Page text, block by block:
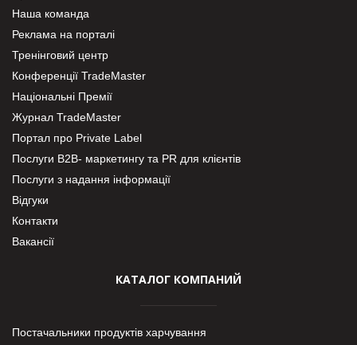
Наша команда
Реклама на порталі
Тренінговий центр
Конференції TradeMaster
Національні Премії
Журнал TradeMaster
Портал про Private Label
Послуги В2В- маркетингу та PR для клієнтів
Послуги з надання інформації
Відгуки
Контакти
Вакансії
КАТАЛОГ КОМПАНИЙ
Постачальники продуктів харчування